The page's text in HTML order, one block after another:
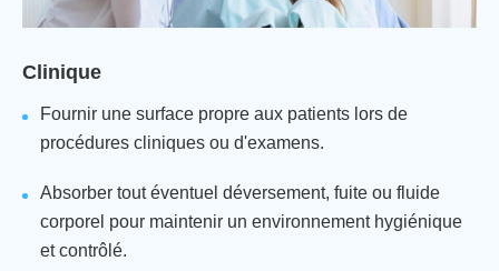
Clinique
Fournir une surface propre aux patients lors de
procédures cliniques ou d'examens.
Absorber tout éventuel déversement, fuite ou fluide
corporel pour maintenir un environnement hygiénique
et contrôlé.